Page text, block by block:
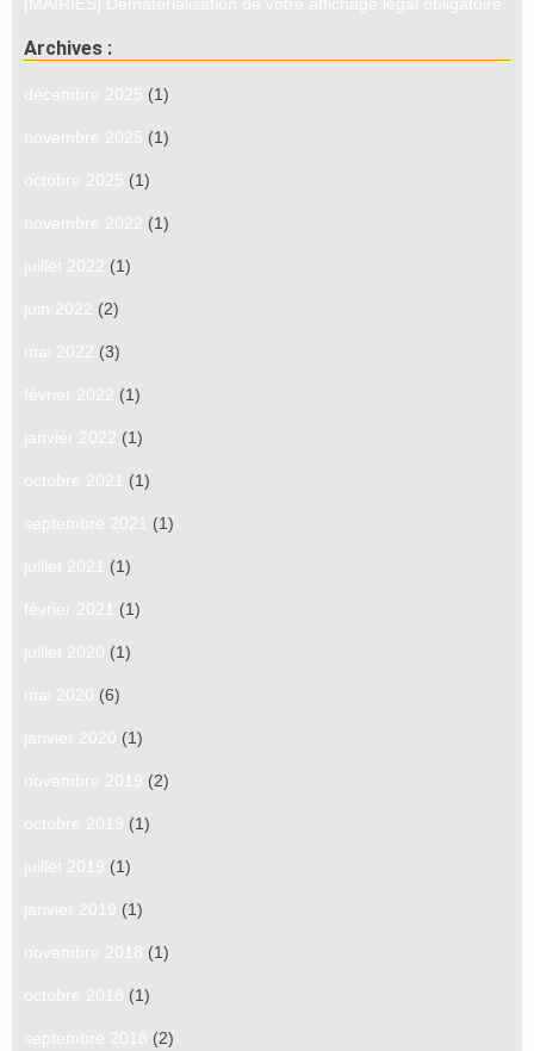
[MAIRIES] Dématérialisation de votre affichage légal obligatoire
Archives :
décembre 2025 (1)
novembre 2025 (1)
octobre 2025 (1)
novembre 2022 (1)
juillet 2022 (1)
juin 2022 (2)
mai 2022 (3)
février 2022 (1)
janvier 2022 (1)
octobre 2021 (1)
septembre 2021 (1)
juillet 2021 (1)
février 2021 (1)
juillet 2020 (1)
mai 2020 (6)
janvier 2020 (1)
novembre 2019 (2)
octobre 2019 (1)
juillet 2019 (1)
janvier 2019 (1)
novembre 2018 (1)
octobre 2018 (1)
septembre 2018 (2)